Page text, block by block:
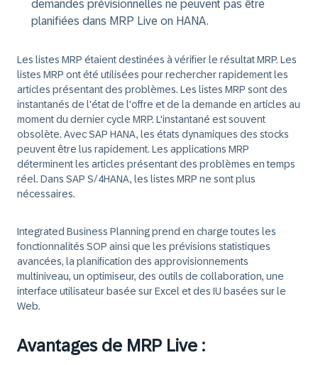
demandes prévisionnelles ne peuvent pas être
planifiées dans MRP Live on HANA.
Les listes MRP étaient destinées à vérifier le résultat MRP. Les
listes MRP ont été utilisées pour rechercher rapidement les
articles présentant des problèmes. Les listes MRP sont des
instantanés de l'état de l'offre et de la demande en articles au
moment du dernier cycle MRP. L'instantané est souvent
obsolète. Avec SAP HANA, les états dynamiques des stocks
peuvent être lus rapidement. Les applications MRP
déterminent les articles présentant des problèmes en temps
réel. Dans SAP S/4HANA, les listes MRP ne sont plus
nécessaires.
Integrated Business Planning prend en charge toutes les
fonctionnalités SOP ainsi que les prévisions statistiques
avancées, la planification des approvisionnements
multiniveau, un optimiseur, des outils de collaboration, une
interface utilisateur basée sur Excel et des IU basées sur le
Web.
Avantages de MRP Live :